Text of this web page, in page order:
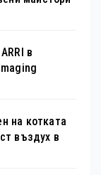
в
на котката
въздух в